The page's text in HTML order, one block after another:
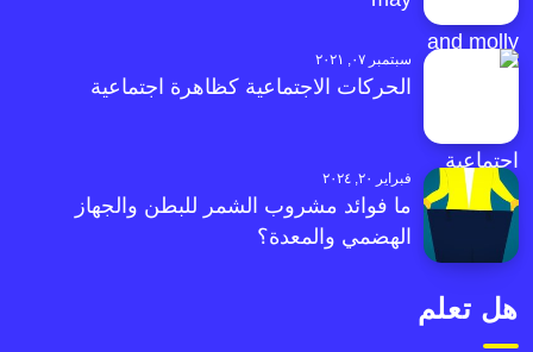
سبتمبر ٠٧, ٢٠٢١
الحركات الاجتماعية كظاهرة اجتماعية
فبراير ٢٠, ٢٠٢٤
ما فوائد مشروب الشمر للبطن والجهاز
الهضمي والمعدة؟
هل تعلم